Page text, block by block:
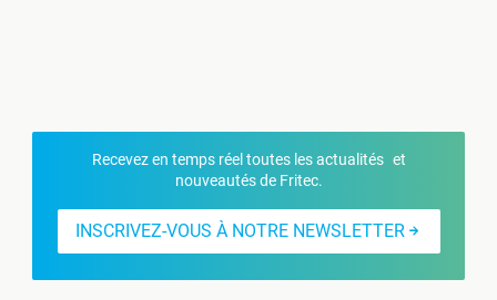
Recevez en temps réel toutes les actualités et
nouveautés de Fritec.
INSCRIVEZ-VOUS À NOTRE NEWSLETTER